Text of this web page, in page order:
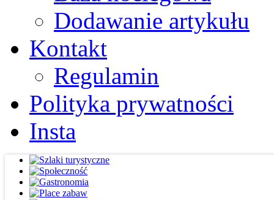
Dodawanie artykułu
Kontakt
Regulamin
Polityka prywatności
Insta